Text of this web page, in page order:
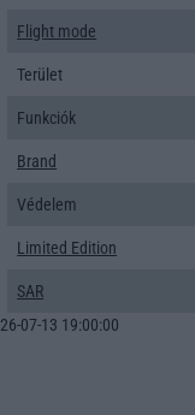
Flight mode
Terület
Funkciók
Brand
Védelem
Limited Edition
SAR
07-13 19:00:00